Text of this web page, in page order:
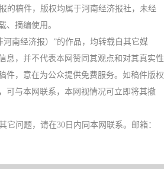
的稿件，版权均属于河南经济报社，未经
、摘编使用。
南经济报）”的作品，均转载自其它媒
息，并不代表本网赞同其观点和对其真实性
件，意在为公众提供免费服务。如稿件版权
可与本网联系，本网视情况可立即将其撤
它问题，请在30日内同本网联系。邮箱：